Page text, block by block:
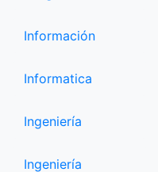
Información
Informatica
Ingeniería
Ingeniería